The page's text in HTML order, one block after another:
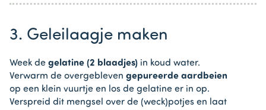
3. Geleilaagje maken
Week de gelatine (2 blaadjes) in koud water.
Verwarm de overgebleven gepureerde aardbeien
op een klein vuurtje en los de gelatine er in op.
Verspreid dit mengsel over de (weck)potjes en laat